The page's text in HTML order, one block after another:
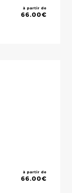
à partir de
66.00€
à partir de
66.00€